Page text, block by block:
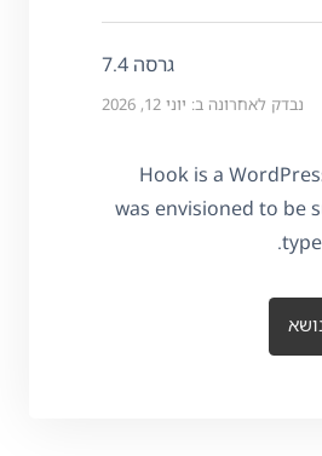
גרסה 7.4
נבדק לאחרונה ב: יוני 12, 2026
Hook is a
was envisioned to be